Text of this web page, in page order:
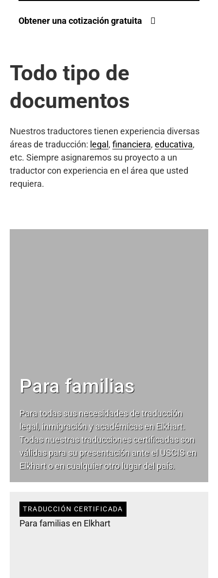
Obtener una cotización gratuita
Todo tipo de
documentos
Nuestros traductores tienen experiencia diversas
áreas de traducción: legal , financiera, educativa,
etc. Siempre asignaremos su proyecto a un
traductor con experiencia en el área que usted
requiera.
Para familias
Para todas sus necesidades detraducción
legal, inmigración y académicas en Elkhart.
Todas nuestras traducciones certificadas son
válidas para su presentación ante el USCIS en
Elkhart o en cualquier otro lugar del país.
TRADUCCIÓN CERTIFICADA
Para familias en Elkhart